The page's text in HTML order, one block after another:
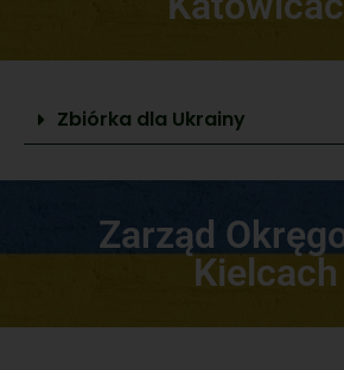
Zbiórka dla Ukrainy
Zarząd
Kielcach